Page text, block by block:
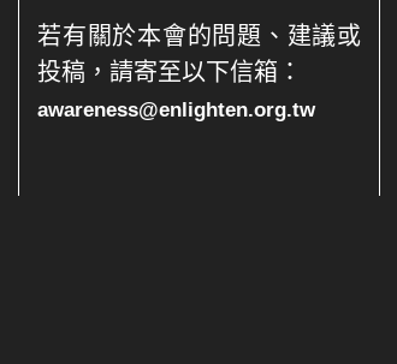
若有關於本會的問題、建議或
投稿，請寄至以下信箱：
awareness@enlighten.org.tw